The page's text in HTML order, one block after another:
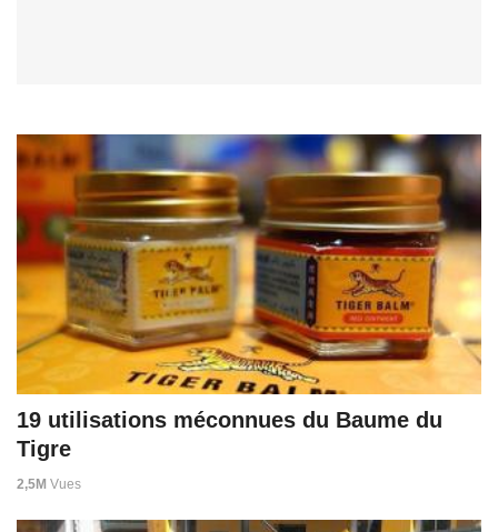
19 utilisations méconnues du Baume du
Tigre
2,5M Vues